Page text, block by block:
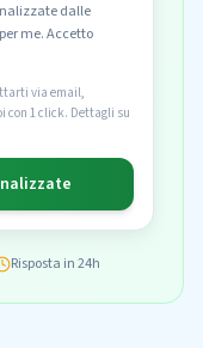
dalle
me. Accetto
via email,
con 1 click. Dettagli su
Risposta in 24h